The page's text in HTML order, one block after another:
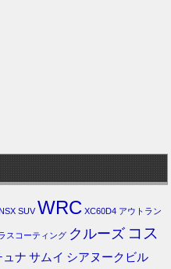
NSX SUV WRC XC60D4 アウトラン
スコーティング クルーズ コス
ュナ サムイ シアヌークビル